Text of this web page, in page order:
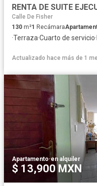
RENTA DE SUITE
Calle De Fisher
130 m²1 Recámara
·Terraza·Cuarto de servicio·
Actualizado hace más de 1
Apartamento·en alquiler
$ 13,900 MXN